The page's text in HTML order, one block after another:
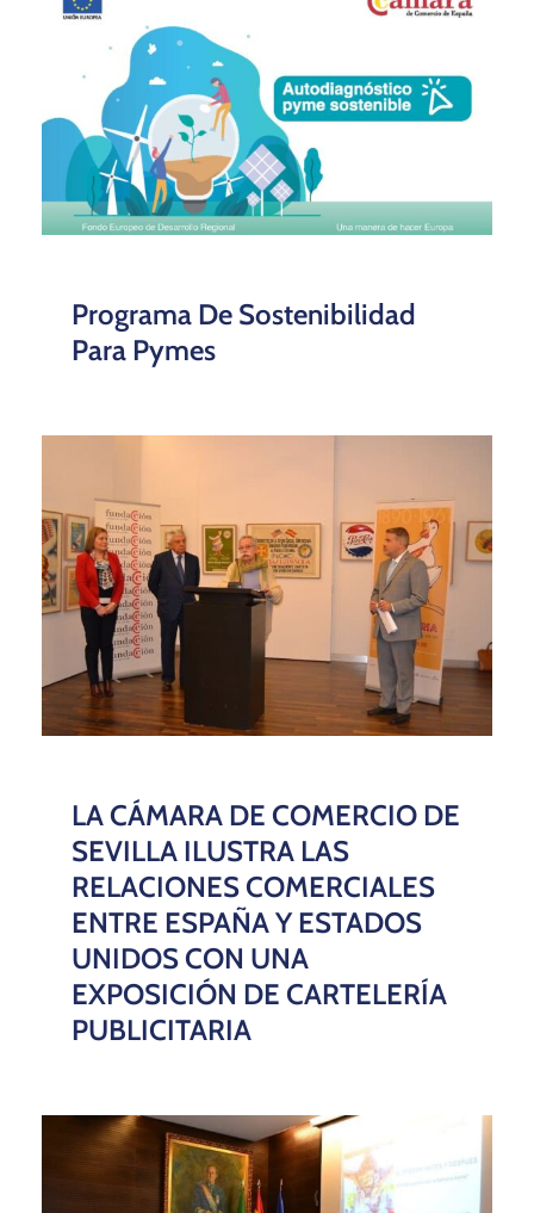
Programa De Sostenibilidad
Para Pymes
LA CÁMARA DE COMERCIO DE
SEVILLA ILUSTRA LAS
RELACIONES COMERCIALES
ENTRE ESPAÑA Y ESTADOS
UNIDOS CON UNA
EXPOSICIÓN DE CARTELERÍA
PUBLICITARIA